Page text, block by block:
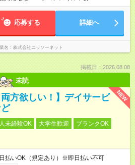
応募する 詳細へ
名 株式会社ニッソーネット
掲載日：2026.08.08
未読
NEW
両方欲しい！】デイサービ
未経験OK 大学生歓迎
ブランクOK
払いOK（規定あり）※即日払い不可